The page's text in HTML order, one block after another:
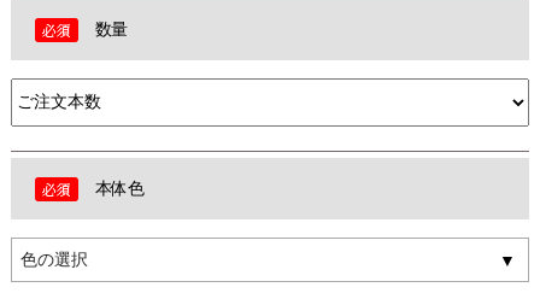
数量
本体色
色の選択